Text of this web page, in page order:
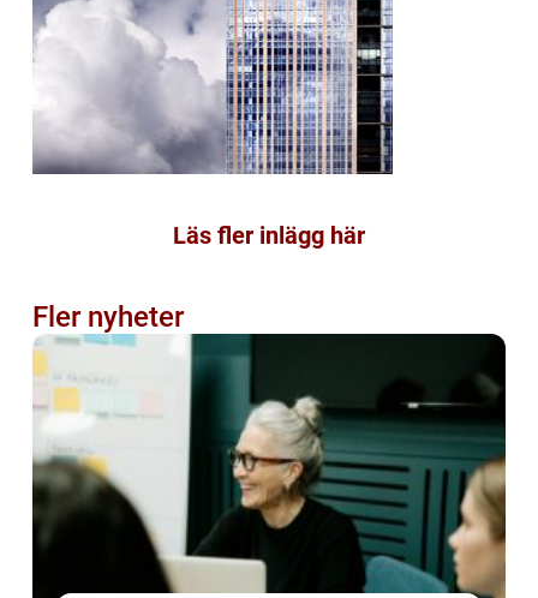
Läs fler inlägg här
Fler nyheter